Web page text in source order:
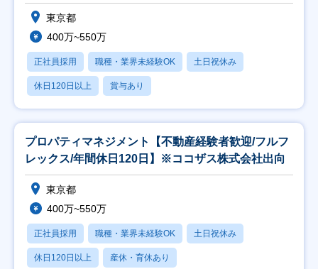
東京都
400万~550万
正社員採用 職種・業界未経験OK 土日祝休み
休日120日以上 賞与あり
プロパティマネジメント【不動産経験者歓迎/フルフ
レックス/年間休日120日】※ココザス株式会社出向
東京都
400万~550万
正社員採用 職種・業界未経験OK 土日祝休み
休日120日以上 産休・育休あり